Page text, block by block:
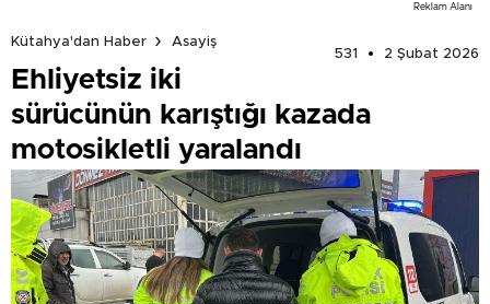
Reklam Alanı
Kütahya'dan Haber
Asayiş
531
2 Şubat 2026
Ehliyetsiz iki
sürücünün karıştığı kazada
motosikletli yaralandı